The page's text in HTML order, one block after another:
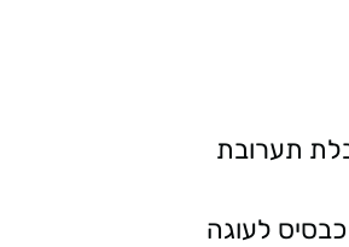
תערובת
לעוגה